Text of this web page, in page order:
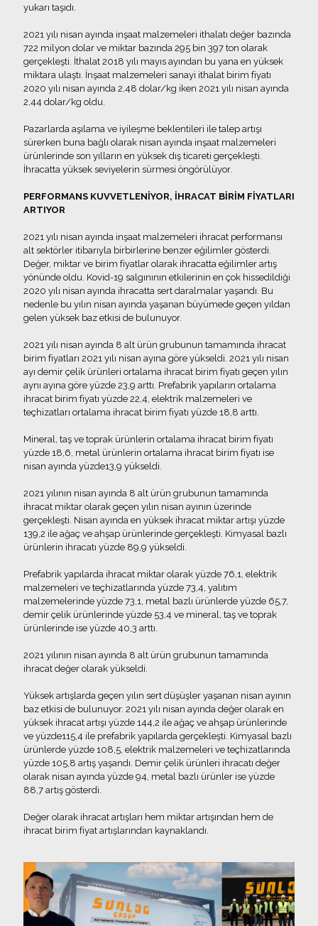
yukarı taşıdı.
2021 yılı nisan ayında inşaat malzemeleri ithalatı değer bazında
722 milyon dolar ve miktar bazında 295 bin 397 ton olarak
gerçekleşti. İthalat 2018 yılı mayıs ayından bu yana en yüksek
miktara ulaştı. İnşaat malzemeleri sanayi ithalat birim fiyatı
2020 yılı nisan ayında 2,48 dolar/kg iken 2021 yılı nisan ayında
2,44 dolar/kg oldu.
Pazarlarda aşılama ve iyileşme beklentileri ile talep artışı
sürerken buna bağlı olarak nisan ayında inşaat malzemeleri
ürünlerinde son yılların en yüksek dış ticareti gerçekleşti.
İhracatta yüksek seviyelerin sürmesi öngörülüyor.
PERFORMANS KUVVETLENİYOR, İHRACAT BİRİM FİYATLARI
ARTIYOR
2021 yılı nisan ayında inşaat malzemeleri ihracat performansı
alt sektörler itibarıyla birbirlerine benzer eğilimler gösterdi.
Değer, miktar ve birim fiyatlar olarak ihracatta eğilimler artış
yönünde oldu. Kovid-19 salgınının etkilerinin en çok hissedildiği
2020 yılı nisan ayında ihracatta sert daralmalar yaşandı. Bu
nedenle bu yılın nisan ayında yaşanan büyümede geçen yıldan
gelen yüksek baz etkisi de bulunuyor.
2021 yılı nisan ayında 8 alt ürün grubunun tamamında ihracat
birim fiyatları 2021 yılı nisan ayına göre yükseldi. 2021 yılı nisan
ayı demir çelik ürünleri ortalama ihracat birim fiyatı geçen yılın
aynı ayına göre yüzde 23,9 arttı. Prefabrik yapıların ortalama
ihracat birim fiyatı yüzde 22,4, elektrik malzemeleri ve
teçhizatları ortalama ihracat birim fiyatı yüzde 18,8 arttı.
Mineral, taş ve toprak ürünlerin ortalama ihracat birim fiyatı
yüzde 18,6, metal ürünlerin ortalama ihracat birim fiyatı ise
nisan ayında yüzde13,9 yükseldi.
2021 yılının nisan ayında 8 alt ürün grubunun tamamında
ihracat miktar olarak geçen yılın nisan ayının üzerinde
gerçekleşti. Nisan ayında en yüksek ihracat miktar artışı yüzde
139,2 ile ağaç ve ahşap ürünlerinde gerçekleşti. Kimyasal bazlı
ürünlerin ihracatı yüzde 89,9 yükseldi.
Prefabrik yapılarda ihracat miktar olarak yüzde 76,1, elektrik
malzemeleri ve teçhizatlarında yüzde 73,4, yalıtım
malzemelerinde yüzde 73,1, metal bazlı ürünlerde yüzde 65,7,
demir çelik ürünlerinde yüzde 53,4 ve mineral, taş ve toprak
ürünlerinde ise yüzde 40,3 arttı.
2021 yılının nisan ayında 8 alt ürün grubunun tamamında
ihracat değer olarak yükseldi.
Yüksek artışlarda geçen yılın sert düşüşler yaşanan nisan ayının
baz etkisi de bulunuyor. 2021 yılı nisan ayında değer olarak en
yüksek ihracat artışı yüzde 144,2 ile ağaç ve ahşap ürünlerinde
ve yüzde115,4 ile prefabrik yapılarda gerçekleşti. Kimyasal bazlı
ürünlerde yüzde 108,5, elektrik malzemeleri ve teçhizatlarında
yüzde 105,8 artış yaşandı. Demir çelik ürünleri ihracatı değer
olarak nisan ayında yüzde 94, metal bazlı ürünler ise yüzde
88,7 artış gösterdi.
Değer olarak ihracat artışları hem miktar artışından hem de
ihracat birim fiyat artışlarından kaynaklandı.